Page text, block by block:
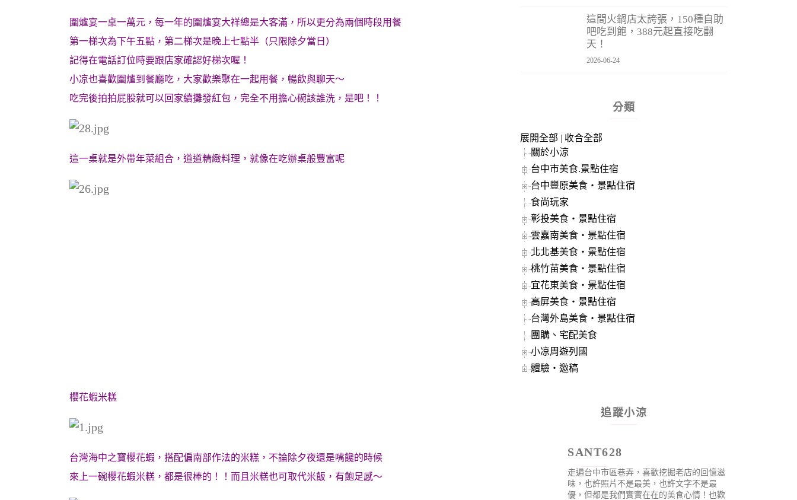
圍爐宴一桌一萬元，每一年的圍爐宴大祥總是大客滿，所以更分為兩個時段用餐
第一梯次為下午五點，第二梯次是晚上七點半（只限除夕當日）
記得在電話訂位時要跟店家確認好梯次喔！
小凉也喜歡圍爐到餐廳吃，大家歡樂聚在一起用餐，暢飲與聊天～
吃完後拍拍屁股就可以回家續攤發紅包，完全不用擔心碗該誰洗，是吧！！
這一桌就是外帶年菜組合，道道精緻料理，就像在吃辦桌般豐富呢
櫻花蝦米糕
台灣海中之寶櫻花蝦，搭配偏南部作法的米糕，不論除夕夜還是嘴饞的時候
來上一碗櫻花蝦米糕，都是很棒的！！而且米糕也可取代米飯，有飽足感～
這間火鍋店太誇張，150種自助
吧吃到飽，388元起直接吃翻
天！
2026-06-24
分類
展開全部 | 收合全部
關於小涼
台中市美食.景點住宿
台中豐原美食‧景點住宿
食尚玩家
彰投美食‧景點住宿
雲嘉南美食‧景點住宿
北北基美食‧景點住宿
桃竹苗美食‧景點住宿
宜花東美食‧景點住宿
高屏美食‧景點住宿
台灣外島美食‧景點住宿
團購、宅配美食
小凉周遊列國
體驗‧邀稿
追蹤小涼
SANT628
走遍台中市區巷弄，喜歡挖掘老店的回憶滋
味，也許照片不是最美，也許文字不是最
優，但都是我們實實在在的美食心情！也歡